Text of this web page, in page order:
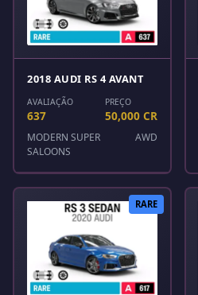
2018 AUDI RS 4 AVANT
AVALIAÇÃO
637
PREÇO
50,000 CR
MODERN SUPER
SALOONS
AWD
RARE